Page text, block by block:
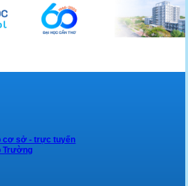
cơ sở - trực tuyến
Trường